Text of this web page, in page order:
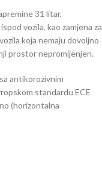
31 litar,
vozila, kao zamjena za
koja nemaju dovoljno
prostor nepromijenjen.
antikorozivnim
standardu ECE
(horizontalna